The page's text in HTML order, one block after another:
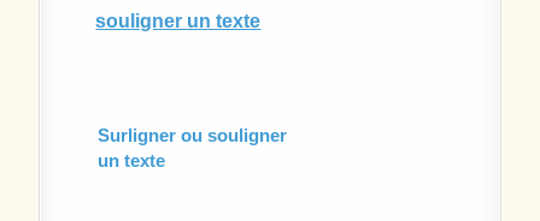
Surligner ou souligner
un texte